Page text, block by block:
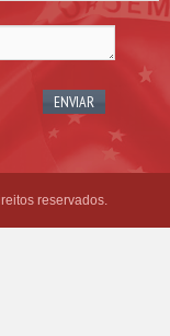
reservados.